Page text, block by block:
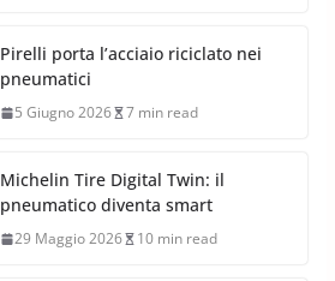
Pirelli porta l’acciaio riciclato nei
pneumatici
5 Giugno 2026 7 min read
Michelin Tire Digital Twin: il
pneumatico diventa smart
29 Maggio 2026 10 min read